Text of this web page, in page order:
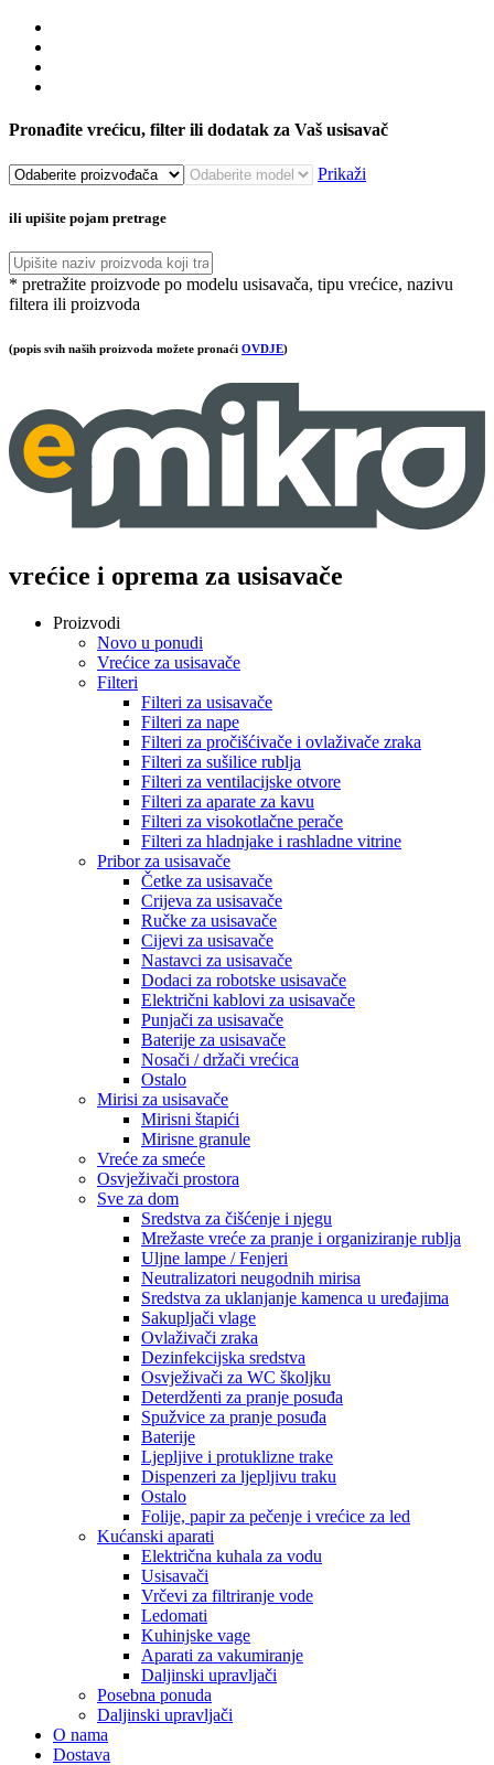
Pronađite vrećicu, filter ili dodatak za Vaš usisavač
Prikaži
ili upišite pojam pretrage
* pretražite proizvode po modelu usisavača, tipu vrećice, nazivu
filtera ili proizvoda
(popis svih naših proizvoda možete pronaći OVDJE)
vrećice i oprema za usisavače
Proizvodi
Novo u ponudi
Vrećice za usisavače
Filteri
Filteri za usisavače
Filteri za nape
Filteri za pročišćivače i ovlaživače zraka
Filteri za sušilice rublja
Filteri za ventilacijske otvore
Filteri za aparate za kavu
Filteri za visokotlačne perače
Filteri za hladnjake i rashladne vitrine
Pribor za usisavače
Četke za usisavače
Crijeva za usisavače
Ručke za usisavače
Cijevi za usisavače
Nastavci za usisavače
Dodaci za robotske usisavače
Električni kablovi za usisavače
Punjači za usisavače
Baterije za usisavače
Nosači / držači vrećica
Ostalo
Mirisi za usisavače
Mirisni štapići
Mirisne granule
Vreće za smeće
Osvježivači prostora
Sve za dom
Sredstva za čišćenje i njegu
Mrežaste vreće za pranje i organiziranje rublja
Uljne lampe / Fenjeri
Neutralizatori neugodnih mirisa
Sredstva za uklanjanje kamenca u uređajima
Sakupljači vlage
Ovlaživači zraka
Dezinfekcijska sredstva
Osvježivači za WC školjku
Deterdženti za pranje posuđa
Spužvice za pranje posuđa
Baterije
Ljepljive i protuklizne trake
Dispenzeri za ljepljivu traku
Ostalo
Folije, papir za pečenje i vrećice za led
Kućanski aparati
Električna kuhala za vodu
Usisavači
Vrčevi za filtriranje vode
Ledomati
Kuhinjske vage
Aparati za vakumiranje
Daljinski upravljači
Posebna ponuda
Daljinski upravljači
O nama
Dostava